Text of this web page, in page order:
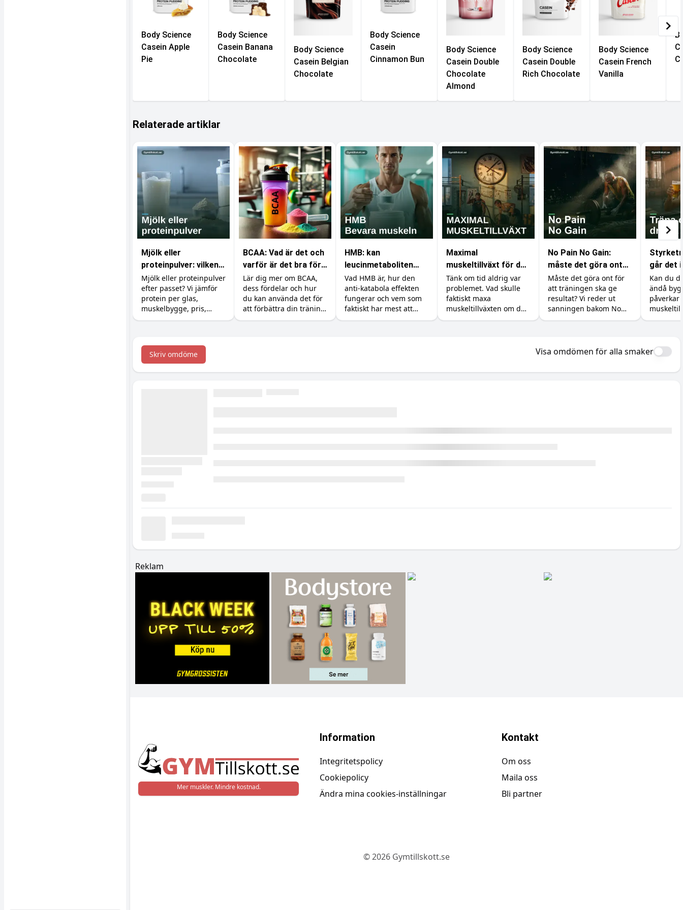
Body Science
Casein Apple
Pie
Body Science
Casein Banana
Chocolate
Body Science
Casein Belgian
Chocolate
Body Science
Casein
Cinnamon Bun
Body Science
Casein Double
Chocolate
Almond
Body Science
Casein Double
Rich Chocolate
Body Science
Casein French
Vanilla
Relaterade artiklar
Mjölk eller
proteinpulver: vilken
proteinkälla ska du
välja?
Mjölk eller proteinpulver
efter passet? Vi jämför
protein per glas,
muskelbygge, pris,
kalorier och magen, så
är värt pengarna.
BCAA: Vad är det och
varför är det bra för
din träning?
Lär dig mer om BCAA,
dess fördelar och hur
du kan använda det för
att förbättra din träning
och återhämtning.
HMB: kan
leucinmetaboliten
skydda dina muskler?
Vad HMB är, hur den
anti-katabola effekten
fungerar och vem som
faktiskt har mest att
vinna på tillskottet.
Maximal
muskeltillväxt för den
med obegränsad tid
Tänk om tid aldrig var
problemet. Vad skulle
faktiskt maxa
muskeltillväxten om du
kunde träna, äta och
No Pain No Gain:
måste det göra ont
för att bygga
muskler?
Måste det göra ont för
att träningen ska ge
resultat? Vi reder ut
sanningen bakom No
Pain No Gain, vad
maxar återhämtningen.
går det
Kan du
ändå
påverkar
Skriv omdöme Visa omdömen för alla smaker
Reklam
Mer muskler. Mindre kostnad.
Information
Integritetspolicy
Cookiepolicy
Ändra mina cookies-inställningar
Kontakt
Om oss
Maila oss
Bli partner
©2026Gymtillskott.se